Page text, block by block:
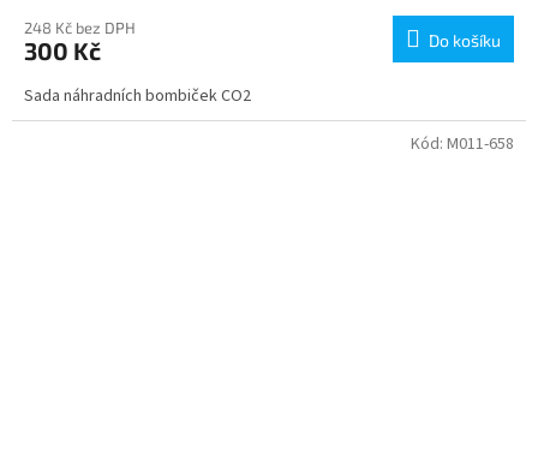
248 Kč bez DPH
300 Kč Do košíku
Sada náhradních bombiček CO2
Kód: M011-658